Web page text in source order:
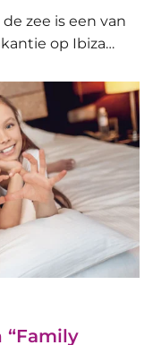
zee is een van
op Ibiza…
“Family